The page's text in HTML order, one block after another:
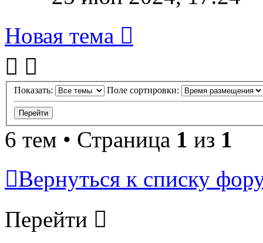
Новая тема
Показать: Поле сортировки:
6 тем • Страница 1 из 1
Вернуться к списку
Перейти